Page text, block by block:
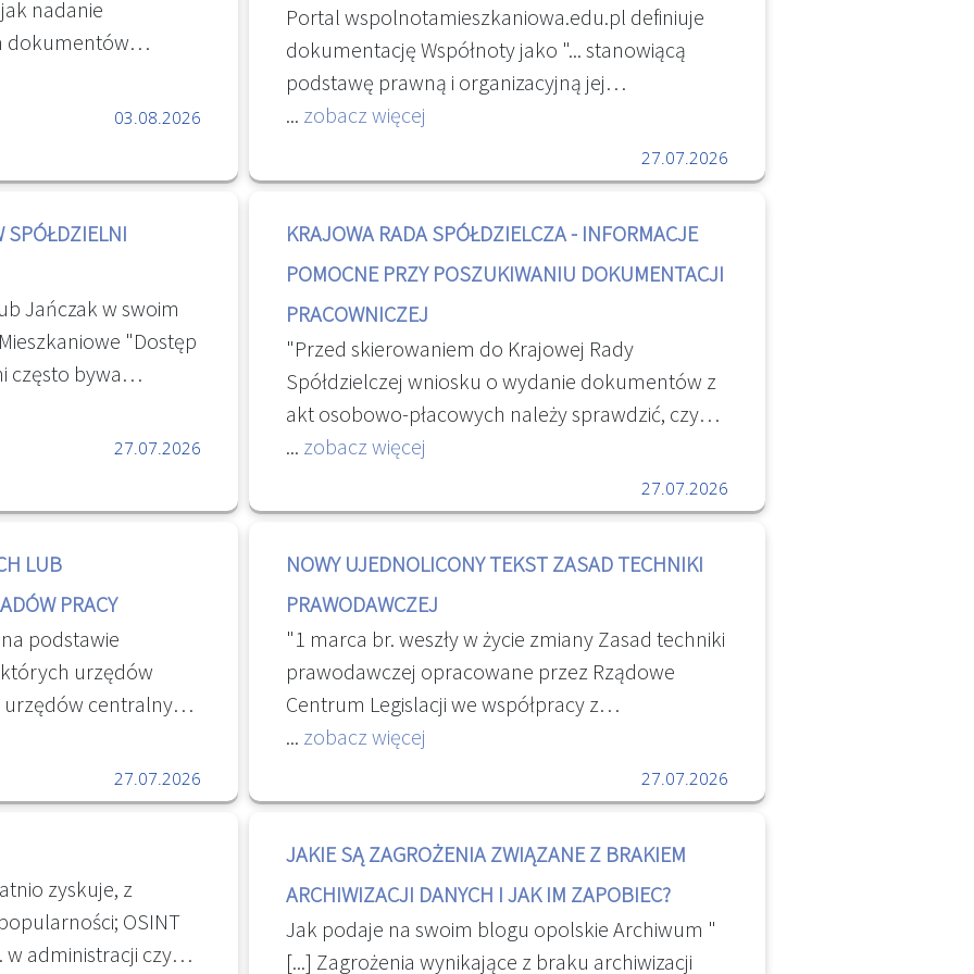
nadanie
dokumentów
prawnej z
dla systemów
jej cyfryzacji,
dokumentacji
umożliwienie
państwowym
(m.in.
Państwowych.
projekt nowelizacji
archiwalnym i
Polski
03.08.2026
Portal wspolnotamieszkaniowa.edu.pl definiuje
dokumentację Współnoty jako "... stanowiącą
podstawę prawną i organizacyjną jej
funkcjonowania. Właściwie prowadzone akta są
niezbędne dla prawidłowego zarządzania
nieruchomością oraz ochrony interesów
wybrzmiewa również w dyskusjach
prowadzonych na Forum Współnot
Mieszkaniowych. Dokumentacja wspólnoty
mieszkaniowej - kompletny przewodnik -
Wspólnota mieszkaniowa -
Poradnik Dokumentacja wspólnoty i zmiana
zarządzającego - Wspólnota Mieszkaniowa
... zobacz więcej
27.07.2026
SPÓŁDZIELNI
Jańczak w swoim
"Dostęp
często bywa
władzami a
że od kilku lat27.07.2026
KRAJOWA RADA SPÓŁDZIELCZA - INFORMACJE
POMOCNE PRZY POSZUKIWANIU DOKUMENTACJI
PRACOWNICZEJ
"Przed skierowaniem do Krajowej Rady
Spółdzielczej wniosku o wydanie dokumentów z
akt osobowo-płacowych należy sprawdzić, czy
dokumentacja spółdzielni jest przechowywana
przez Archiwum KRS. [...] " Informacje pomocne
przy poszukiwaniu dokumentacji pracowniczej
... zobacz więcej
27.07.2026
LUB
PRACY
podstawie
urzędów
centralnych
zawiera ułożone w
na temat
zakładów
osobowej lub
tych
lub
pracy - ZUS
27.07.2026
NOWY UJEDNOLICONY TEKST ZASAD TECHNIKI
PRAWODAWCZEJ
"1 marca br. weszły w życie zmiany Zasad techniki
prawodawczej opracowane przez Rządowe
Centrum Legislacji we współpracy z
przedstawicielami Kancelarii Sejmu, Kancelarii
Senatu i Kancelarii Prezesa Rady Ministrów.Z
uwagi na szeroki zakres wprowadzanych zmian
ujednolicony rozporządzenia Prezesa Rady
Ministrów z dnia 20 czerwca 2002 r. w sprawie
„Zasad techniki prawodawczej” Dziennik Ustaw
2026 r. poz. 100Rządowe Centrum Legislacji
... zobacz więcej
27.07.2026
zyskuje, z
OSINT
w administracji czy
JAKIE SĄ ZAGROŻENIA ZWIĄZANE Z BRAKIEM
ARCHIWIZACJI DANYCH I JAK IM ZAPOBIEC?
Jak podaje na swoim blogu opolskie Archiwum "
[...] Zagrożenia wynikające z braku archiwizacji